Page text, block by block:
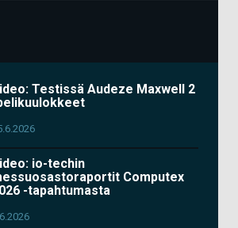
Testissä Audeze Maxwell 2
io-techin
Computex
-tapahtumasta